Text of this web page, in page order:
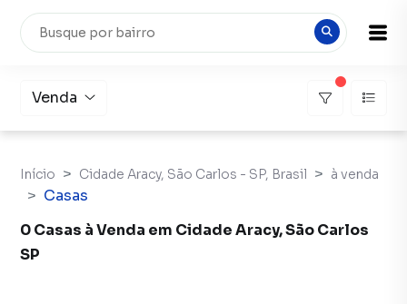
Venda
Início Cidade Aracy, São Carlos - SP, Brasil à venda
Casas
0 Casas à Venda em Cidade Aracy, São Carlos
SP